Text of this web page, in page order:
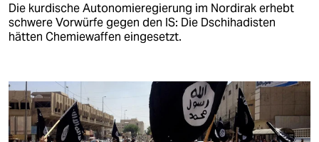
Die kurdische Autonomieregierung im Nordirak erhebt
schwere Vorwürfe gegen den IS: Die Dschihadisten
hätten Chemiewaffen eingesetzt.